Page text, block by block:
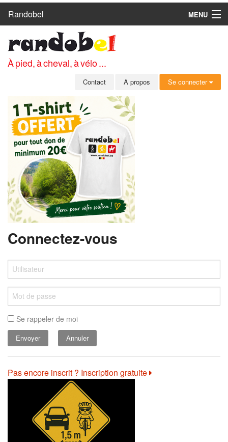
Randobel
MENU
CIRCUITS
CLUBS
MEMBRES
SE CONNECTER
INSCRIPTION GRATUITE
MOT DE PASSE OUBLIÉ
À pied, à cheval, à vélo ...
Contact A propos Se connecter
Connectez-vous
Se rappeler de moi
Annuler
Pas encore inscrit ? Inscription gratuite